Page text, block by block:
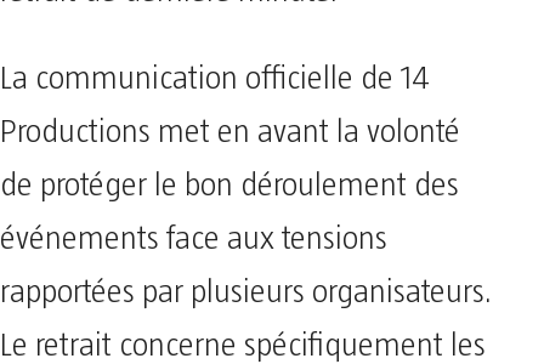
La communication officielle de 14
Productions met en avant la volonté
de protéger le bon déroulement des
événements face aux tensions
rapportées par plusieurs organisateurs.
Le retrait concerne spécifiquement les